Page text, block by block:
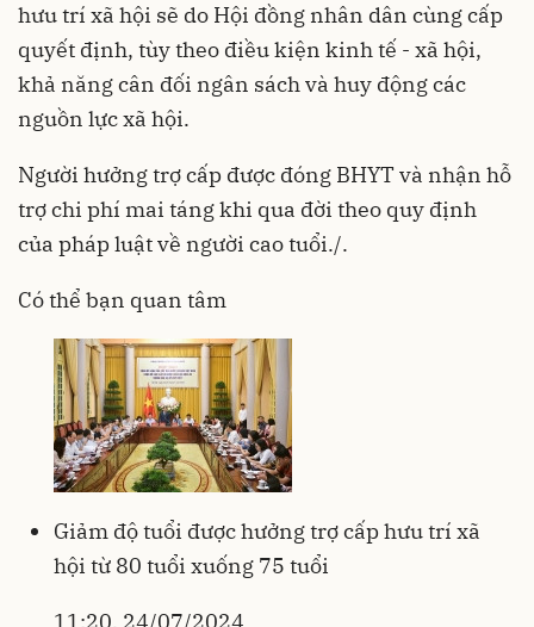
hưu trí xã hội sẽ do Hội đồng nhân dân cùng cấp
quyết định, tùy theo điều kiện kinh tế - xã hội,
khả năng cân đối ngân sách và huy động các
nguồn lực xã hội.
Người hưởng trợ cấp được đóng BHYT và nhận hỗ
trợ chi phí mai táng khi qua đời theo quy định
của pháp luật về người cao tuổi./.
Có thể bạn quan tâm
Giảm độ tuổi được hưởng trợ cấp hưu trí xã
hội từ 80 tuổi xuống 75 tuổi